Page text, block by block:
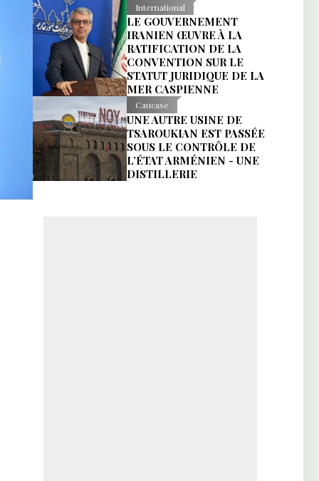
International
LE GOUVERNEMENT
IRANIEN ŒUVRE À LA
RATIFICATION DE LA
CONVENTION SUR LE
STATUT JURIDIQUE DE LA
MER CASPIENNE
Caucase
UNE AUTRE USINE DE
TSAROUKIAN EST PASSÉE
SOUS LE CONTRÔLE DE
L’ÉTAT ARMÉNIEN - UNE
DISTILLERIE